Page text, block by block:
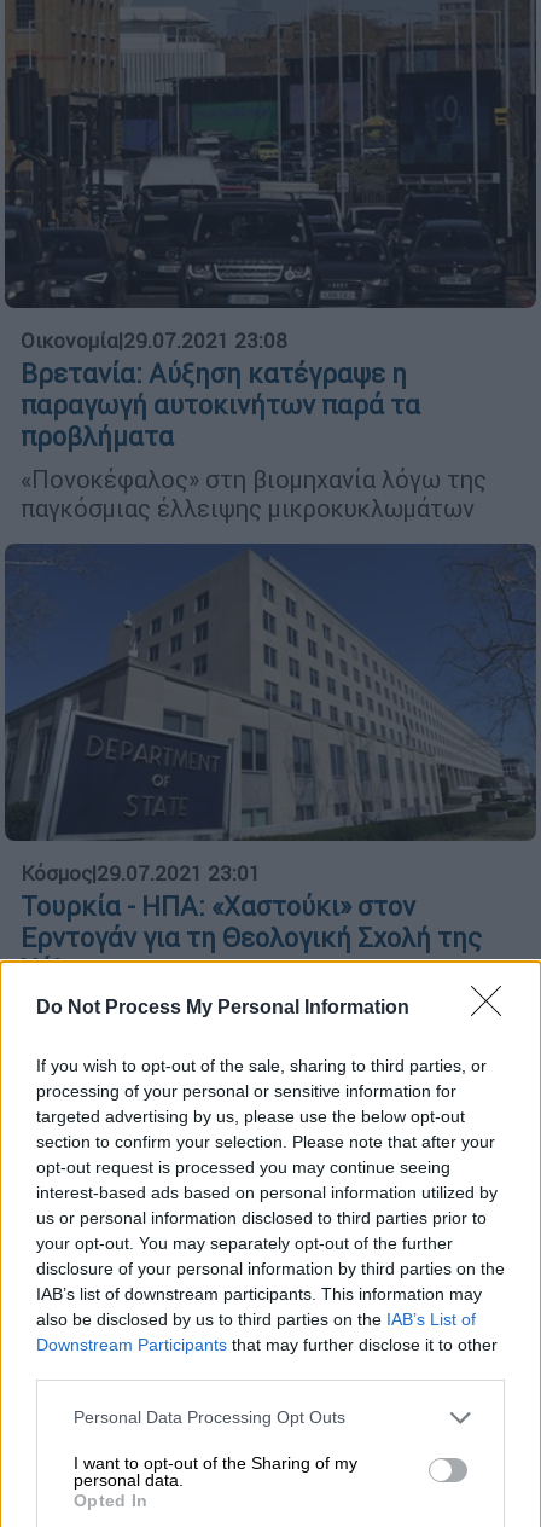
Do Not Process My Personal Information
If you wish to opt-out of the sale, sharing to third parties, or
processing of your personal or sensitive information for
targeted advertising by us, please use the below opt-out
section to confirm your selection. Please note that after your
opt-out request is processed you may continue seeing
interest-based ads based on personal information utilized by
us or personal information disclosed to third parties prior to
your opt-out. You may separately opt-out of the further
disclosure of your personal information by third parties on the
IAB’s list of downstream participants. This information may
also be disclosed by us to third parties on the IAB’s List of
Downstream Participants that may further disclose it to other
Please note that this website/app uses one or more Google
not limited to your visit or usage behaviour. You may click to
grant or deny consent to Google and its third-party tags to
use your data for below specified purposes in below Google
Personal Data Processing Opt Outs
I want to opt-out of the Sharing of my
personal data.
Opted In
Οικονομία|29.07.2021 23:08
Βρετανία: Αύξηση κατέγραψε η
παραγωγή αυτοκινήτων παρά τα
προβλήματα
«Πονοκέφαλος» στη βιομηχανία λόγω της
παγκόσμιας έλλειψης μικροκυκλωμάτων
Κόσμος|29.07.2021 23:01
Τουρκία - ΗΠΑ: «Χαστούκι» στον
Ερντογάν για τη Θεολογική Σχολή της
Χάλκης
Να ανοίξει η Θεολογική Σχολή της Χάλκης
Ελλάδα|29.07.2021 22:57
Πώς να προστατευθείτε από τον